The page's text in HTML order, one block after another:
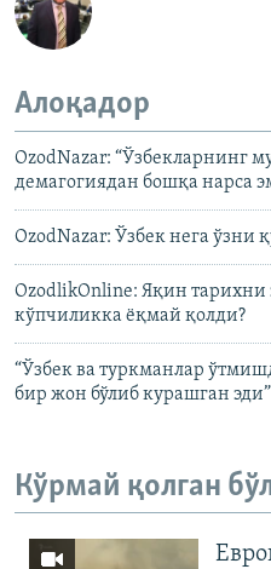
Алоқадор
OzodNazar: “Ўзбекларнинг
демагогиядан бошқа нарса
OzodNazar: Ўзбек нега ўзни
OzodlikOnline: Яқин тарихни
кўпчиликка ëқмай қолди?
“Ўзбек ва туркманлар
бир жон бўлиб курашган эди”
Кўрмай қолган